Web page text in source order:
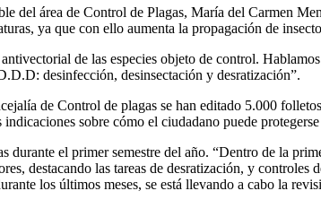
del área de Control de Plagas, María del Carmen
ya que con ello aumenta la propagación de
de las especies objeto de control.
desinfección, desinsectación y desratización”.
de Control de plagas se han editado 5.000
sobre cómo el ciudadano puede
durante el primer semestre del año. “Dentro de la
destacando las tareas de desratización, y
los últimos meses, se está llevando a cabo la